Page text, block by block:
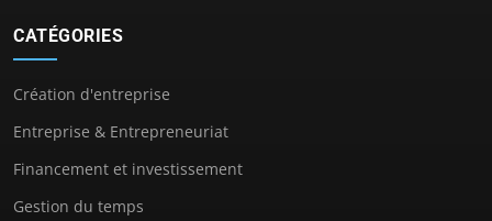
CATÉGORIES
Création d'entreprise
Entreprise & Entrepreneuriat
Financement et investissement
Gestion du temps